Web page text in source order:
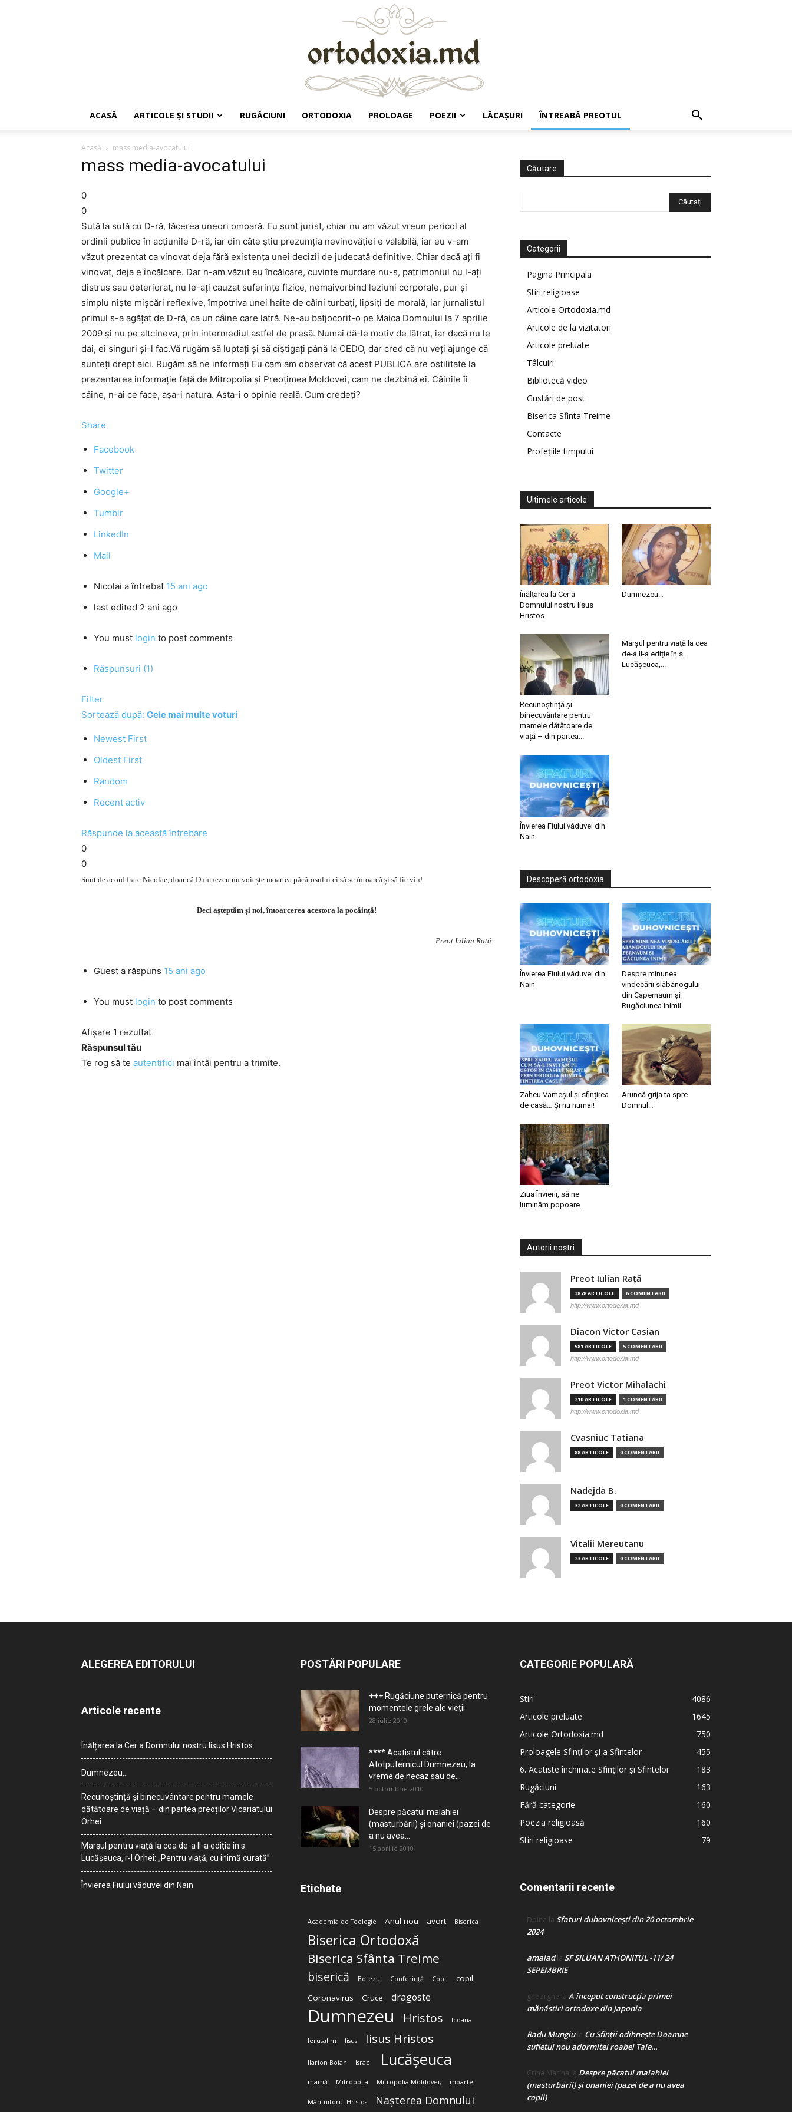
ACASĂ ARTICOLE ŞI STUDII RUGĂCIUNI ORTODOXIA PROLOAGE POEZII LĂCAŞURI ÎNTREABĂ PREOTUL
Acasă mass media-avocatului
mass media-avocatului
0
0
Sută la sută cu D-ră, tăcerea uneori omoară. Eu sunt jurist, chiar nu am văzut vreun pericol al
ordinii publice în acţiunile D-ră, iar din câte ştiu prezumţia nevinovăţiei e valabilă, iar eu v-am
văzut prezentat ca vinovat deja fără existenţa unei decizii de judecată definitive. Chiar dacă aţi fi
vinovat, deja e încălcare. Dar n-am văzut eu încălcare, cuvinte murdare nu-s, patrimoniul nu l-aţi
distrus sau deteriorat, nu le-aţi cauzat suferinţe fizice, nemaivorbind leziuni corporale, pur şi
simplu nişte mişcări reflexive, împotriva unei haite de câini turbaţi, lipsiţi de morală, iar jurnalistul
primul s-a agăţat de D-ră, ca un câine care latră. Ne-au batjocorit-o pe Maica Domnului la 7 aprilie
2009 şi nu pe altcineva, prin intermediul astfel de presă. Numai dă-le motiv de lătrat, iar dacă nu le
dai, ei singuri şi-l fac.Vă rugăm să luptaţi şi să cîştigaţi până la CEDO, dar cred că nu veţi ajunge că
sunteţi drept aici. Rugăm să ne informaţi Eu cam am observat că acest PUBLICA are ostilitate la
prezentarea informaţie faţă de Mitropolia şi Preoţimea Moldovei, cam ne dezbină ei. Câinile îi
câine, n-ai ce face, aşa-i natura. Asta-i o opinie reală. Cum credeţi?
Share
Facebook
Twitter
Google+
Tumblr
LinkedIn
Mail
Nicolai a întrebat 15 ani ago
last edited 2 ani ago
You must login to post comments
Răspunsuri (1)
Filter
Sortează după: Cele mai multe voturi
Newest First
Oldest First
Random
Recent activ
Răspunde la această întrebare
0
0
Sunt de acord frate Nicolae, doar că Dumnezeu nu voiește moartea păcătosului ci să se întoarcă și să fie viu!
Deci așteptăm și noi, întoarcerea acestora la pocăință!
Preot Iulian Rață
Guest a răspuns 15 ani ago
You must login to post comments
Afișare 1 rezultat
Răspunsul tău
Te rog să te autentifici mai întâi pentru a trimite.
Căutare
Categorii
Pagina Principala
Știri religioase
Articole Ortodoxia.md
Articole de la vizitatori
Articole preluate
Tâlcuiri
Bibliotecă video
Gustări de post
Biserica Sfinta Treime
Contacte
Profețiile timpului
Ultimele articole
Înălțarea la Cer a
Domnului nostru Iisus
Hristos
Dumnezeu…
Recunoștință și
binecuvântare pentru
mamele dătătoare de
viață – din partea...
Marșul pentru viață la cea
de-a II-a ediție în s.
Lucășeuca,...
Învierea Fiului văduvei din
Nain
Descoperă ortodoxia
Învierea Fiului văduvei din
Nain
Despre minunea
vindecării slăbănogului
din Capernaum și
Rugăciunea inimii
Zaheu Vameșul și sfințirea
de casă… Și nu numai!
Aruncă grija ta spre
Domnul…
Ziua Învierii, să ne
luminăm popoare…
Autorii noștri
Preot Iulian Raţă
3878 ARTICOLE 6 COMENTARII
http://www.ortodoxia.md
Diacon Victor Casian
581 ARTICOLE 5 COMENTARII
http://www.ortodoxia.md
Preot Victor Mihalachi
210 ARTICOLE 1 COMENTARII
http://www.ortodoxia.md
Cvasniuc Tatiana
88 ARTICOLE 0 COMENTARII
Nadejda B.
32 ARTICOLE 0 COMENTARII
Vitalii Mereutanu
23 ARTICOLE 0 COMENTARII
ALEGEREA EDITORULUI
Articole recente
Înălțarea la Cer a Domnului nostru Iisus Hristos
Dumnezeu…
Recunoștință și binecuvântare pentru mamele
dătătoare de viață – din partea preoților Vicariatului
Orhei
Marșul pentru viață la cea de-a II-a ediție în s.
Lucășeuca, r-l Orhei: „Pentru viață, cu inimă curată”
Învierea Fiului văduvei din Nain
POSTĂRI POPULARE
+++ Rugăciune puternică pentru
momentele grele ale vieţii
28 iulie 2010
**** Acatistul către
Atotputernicul Dumnezeu, la
vreme de necaz sau de...
5 octombrie 2010
Despre păcatul malahiei
(masturbării) şi onaniei (pazei de
a nu avea...
15 aprilie 2010
Etichete
Academia de Teologie Anul nou avort Biserica
Biserica Ortodoxă
Biserica Sfânta Treime
biserică Botezul Conferință Copii
copil
Coronavirus
Cruce dragoste
Dumnezeu Hristos Icoana
Ierusalim Iisus Iisus Hristos
Ilarion Boian Israel Lucășeuca
mamă Mitropolia Mitropolia Moldovei; moarte
Mântuitorul Hristos Nașterea Domnului
CATEGORIE POPULARĂ
Stiri
4086
Articole preluate
1645
Articole Ortodoxia.md
750
Proloagele Sfinților și a Sfintelor
455
6. Acatiste închinate Sfinților și Sfintelor
183
Rugăciuni
163
Fără categorie
160
Poezia religioasă
160
Stiri religioase
79
Comentarii recente
Doina la Sfaturi duhovnicești din 20 octombrie
2024
amaladla SF SILUAN ATHONITUL -11/ 24
SEPEMBRIE
gheorghe la A început construcţia primei
mănăstiri ortodoxe din Japonia
Radu Mungiula Cu Sfinții odihnește Doamne
sufletul nou adormitei roabei Tale…
Crina Marina la Despre păcatul malahiei
(masturbării) şi onaniei (pazei de a nu avea
copii)